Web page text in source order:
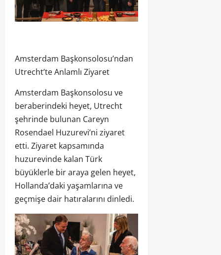
Amsterdam Başkonsolosu’ndan
Utrecht’te Anlamlı Ziyaret
Amsterdam Başkonsolosu ve
beraberindeki heyet, Utrecht
şehrinde bulunan Careyn
Rosendael Huzurevi’ni ziyaret
etti. Ziyaret kapsamında
huzurevinde kalan Türk
büyüklerle bir araya gelen heyet,
Hollanda’daki yaşamlarına ve
geçmişe dair hatıralarını dinledi.